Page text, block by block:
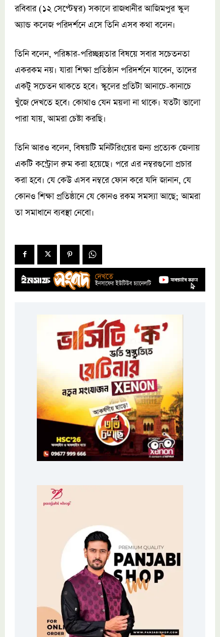
রবিবার (১২ সেপ্টেম্বর) সকালে রাজধানীর আজিমপুর স্কুল
অ‌্যান্ড কলেজ পরিদর্শনে এসে তিনি এসব কথা বলেন।
তিনি বলেন, পরিষ্কার-পরিচ্ছন্নতার বিষয়ে সবার সচেতনতা
একরকম নয়। যারা শিক্ষা প্রতিষ্ঠান পরিদর্শনে যাবেন, তাদের
একটু সচেতন থাকতে হবে। স্কুলের প্রতিটা আনাচে-কানাচে
খুঁজে দেখতে হবে। কোথাও যেন ময়লা না থাকে। যতটা ভালো
পারা যায়, আমরা চেষ্টা করছি।
তিনি আরও বলেন, বিষয়টি মনিটরিংয়ের জন্য প্রত্যেক জেলায়
একটি কন্ট্রোল রুম করা হয়েছে। পরে এর নম্বরগুলো প্রচার
করা হবে। যে কেউ এসব নম্বরে ফোন করে যদি জানান, যে
কোনও শিক্ষা প্রতিষ্ঠানে যে কোনও রকম সমস্যা আছে; আমরা
তা সমাধানে ব্যবস্থা নেবো।